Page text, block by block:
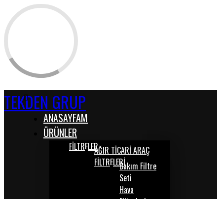
TEKDEN GRUP
ANASAYFAM
ÜRÜNLER
FİLTRELERAĞIR TİCARİ ARAÇ
FİLTRELERİBakım Filtre
Seti
Hava